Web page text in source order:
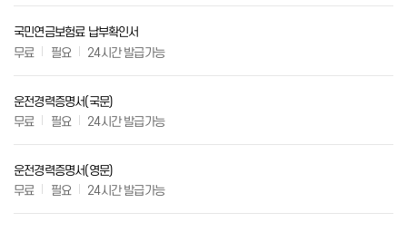
국민연금보험료 납부확인서
무료
필요 24시간 발급가능
운전경력증명서(국문)
무료
필요 24시간 발급가능
운전경력증명서(영문)
무료
필요 24시간 발급가능